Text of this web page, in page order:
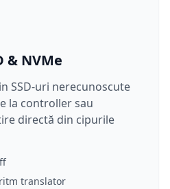
& NVMe
SSD-uri nerecunoscute
la controller sau
directă din cipurile
translator